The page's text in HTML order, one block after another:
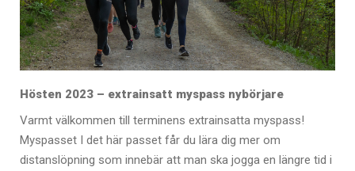
Hösten 2023 – extrainsatt myspass nybörjare
Varmt välkommen till terminens extrainsatta myspass!
Myspasset I det här passet får du lära dig mer om
distanslöpning som innebär att man ska jogga en längre tid i